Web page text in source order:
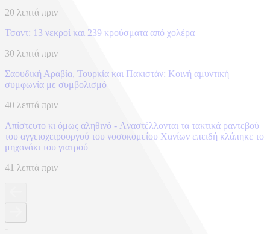
20 λεπτά πριν
Τσαντ: 13 νεκροί και 239 κρούσματα από χολέρα
30 λεπτά πριν
Σαουδική Αραβία, Τουρκία και Πακιστάν: Kοινή αμυντική
συμφωνία με συμβολισμό
40 λεπτά πριν
Απίστευτο κι όμως αληθινό - Aναστέλλονται τα τακτικά ραντεβού
του αγγειοχειρουργού του νοσοκομείου Χανίων επειδή κλάπηκε το
μηχανάκι του γιατρού
41 λεπτά πριν
-